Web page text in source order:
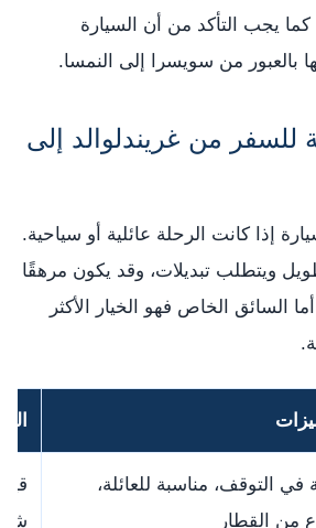
كما يجب التأكد من أن السيارة
بالعبور من سويسرا إلى النمسا.
من غريندلوالد إلى
إذا كانت الرحلة عائلية أو سياحية.
ويتطلب تبديلات، وقد يكون مرهقًا
السائق الخاص فهو الخيار الأكثر
في التوقف، مناسبة للعائلة،
من القطار